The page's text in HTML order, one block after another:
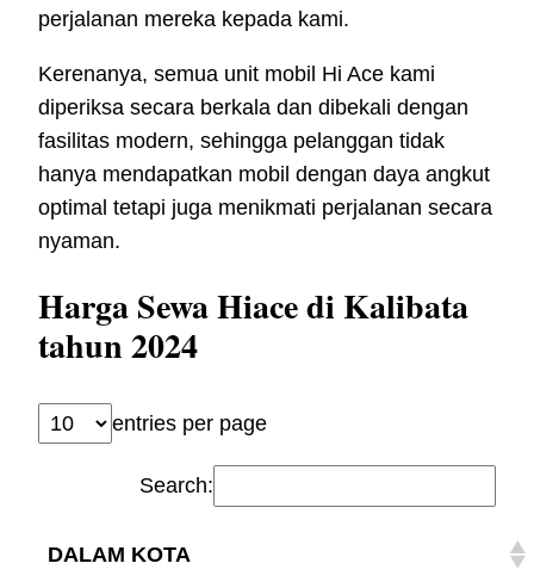
perjalanan mereka kepada kami.
Kerenanya, semua unit mobil Hi Ace kami
diperiksa secara berkala dan dibekali dengan
fasilitas modern, sehingga pelanggan tidak
hanya mendapatkan mobil dengan daya angkut
optimal tetapi juga menikmati perjalanan secara
nyaman.
Harga Sewa Hiace di Kalibata
tahun 2024
entries per page
Search:
DALAM KOTA